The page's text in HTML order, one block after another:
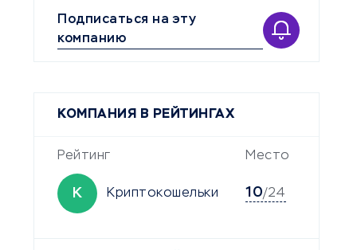
Подписаться на эту
компанию
КОМПАНИЯ В РЕЙТИНГАХ
Рейтинг Место
К Криптокошельки 10/24